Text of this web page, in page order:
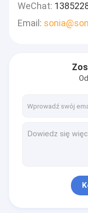
WeChat:
Email: